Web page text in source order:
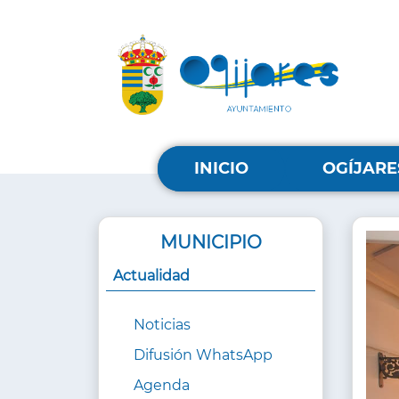
INICIO
MUNICIPIO
Actualidad
Noticias
Difusión WhatsApp
Agenda